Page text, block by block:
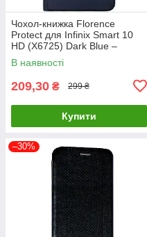
Чохол-книжка Florence
Protect для Infinix Smart 10
HD (X6725) Dark Blue –
стильний та надійний захист
смартфона з магнітно
В наявності
209,30 ₴ 299 ₴
Купити
–30%